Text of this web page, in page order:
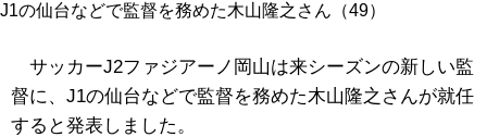
J1の仙台などで監督を務めた木山隆之さん（49）
サッカーJ2ファジアーノ岡山は来シーズンの新しい監
督に、J1の仙台などで監督を務めた木山隆之さんが就任
すると発表しました。